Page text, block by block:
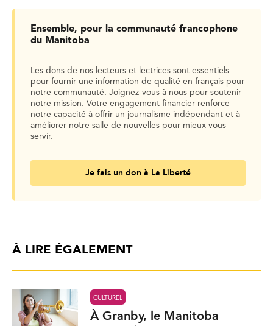
Ensemble, pour la communauté francophone
du Manitoba
Les dons de nos lecteurs et lectrices sont essentiels
pour fournir une information de qualité en français pour
notre communauté. Joignez-vous à nous pour soutenir
notre mission. Votre engagement financier renforce
notre capacité à offrir un journalisme indépendant et à
améliorer notre salle de nouvelles pour mieux vous
servir.
Je fais un don à La Liberté
À LIRE ÉGALEMENT
CULTUREL
À Granby, le Manitoba